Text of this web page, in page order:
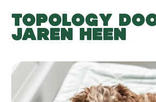
TOPOLOGY
JAREN HEEN